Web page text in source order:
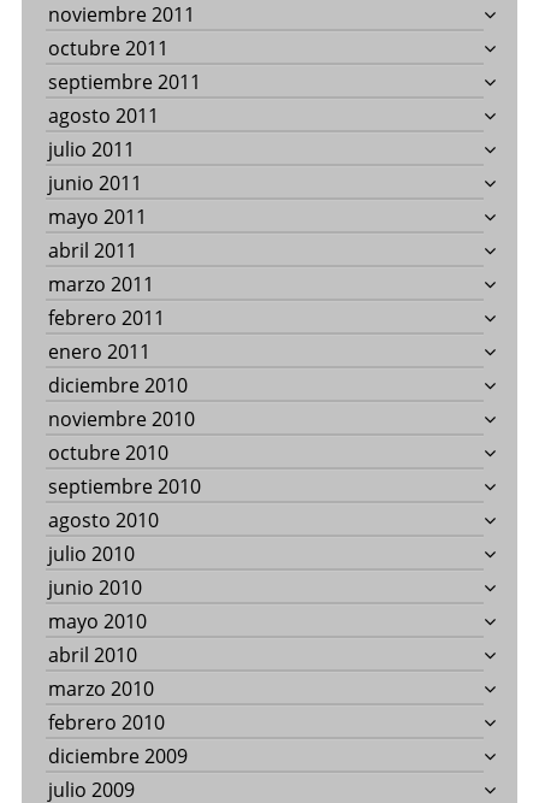
noviembre 2011
octubre 2011
septiembre 2011
agosto 2011
julio 2011
junio 2011
mayo 2011
abril 2011
marzo 2011
febrero 2011
enero 2011
diciembre 2010
noviembre 2010
octubre 2010
septiembre 2010
agosto 2010
julio 2010
junio 2010
mayo 2010
abril 2010
marzo 2010
febrero 2010
diciembre 2009
julio 2009